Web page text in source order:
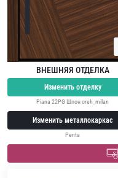
ВНЕШНЯЯ ОТДЕЛКА
Изменить отделку
Piana 22PG Шпон oreh_milan
Изменить металлокаркас
Penta